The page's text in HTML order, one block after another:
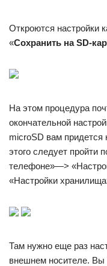
Откроются настройки
«Сохранить на SD-
На этом процедура
окончательной
microSD вам придется
этого следует пройти
телефоне»—>
«Настройки
Там нужно еще раз
внешнем носителе. Вы